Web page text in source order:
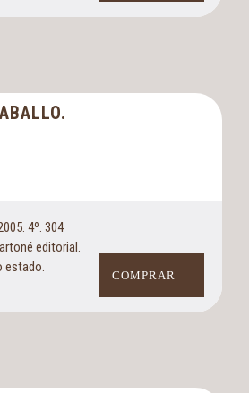
4º. 304
editorial.
COMPRAR